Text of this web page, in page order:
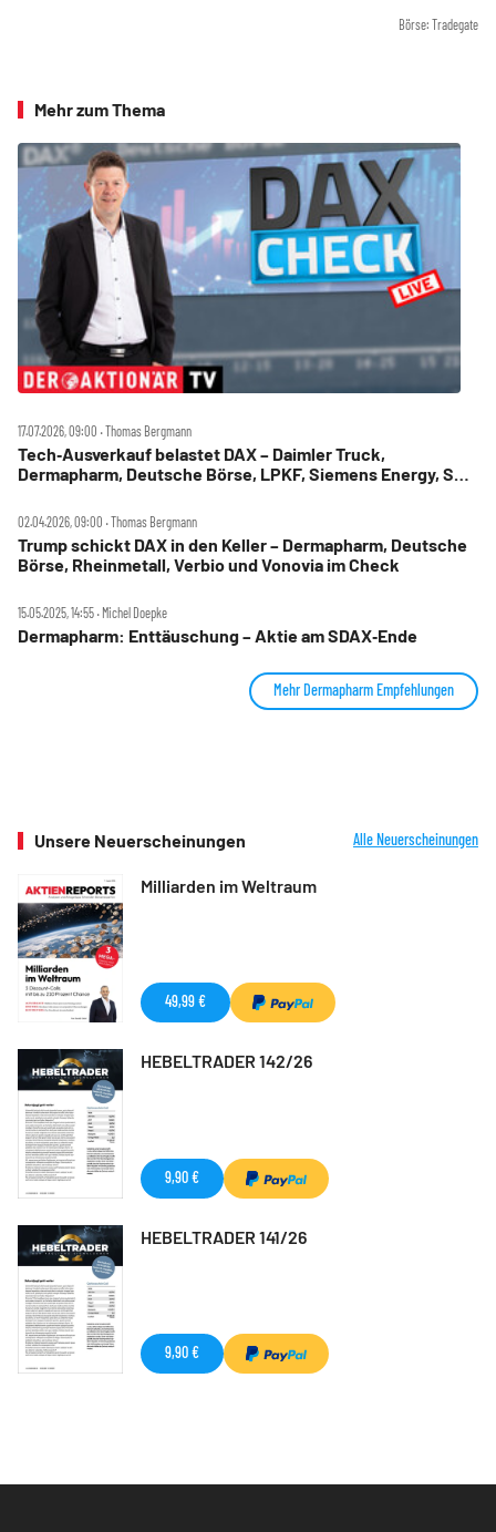
Börse: Tradegate
Mehr zum Thema
17.07.2026, 09:00 ‧ Thomas Bergmann
Tech‑Ausverkauf belastet DAX – Daimler Truck,
Dermapharm, Deutsche Börse, LPKF, Siemens Energy, SMA
02.04.2026, 09:00 ‧ Thomas Bergmann
Trump schickt DAX in den Keller – Dermapharm, Deutsche
Börse, Rheinmetall, Verbio und Vonovia im Check
15.05.2025, 14:55 ‧ Michel Doepke
Dermapharm: Enttäuschung – Aktie am SDAX‑Ende
Mehr Dermapharm Empfehlungen
Unsere Neuerscheinungen Alle Neuerscheinungen
Milliarden im Weltraum
49,99 €
HEBELTRADER 142/26
9,90 €
HEBELTRADER 141/26
9,90 €